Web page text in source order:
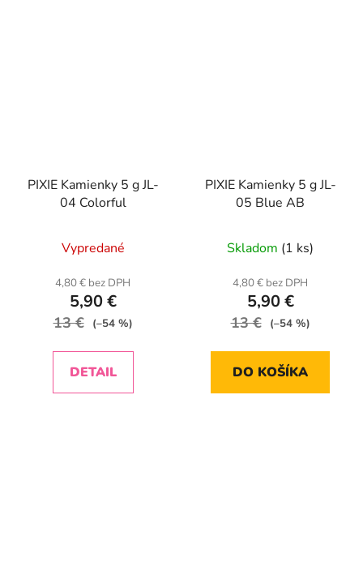
PIXIE Kamienky 5 g JL-
04 Colorful
Vypredané
4,80 € bez DPH
5,90 €
13 € (–54 %)
DETAIL
PIXIE Kamienky 5 g JL-
05 Blue AB
Skladom (1 ks)
4,80 € bez DPH
5,90 €
13 € (–54 %)
DO KOŠÍKA